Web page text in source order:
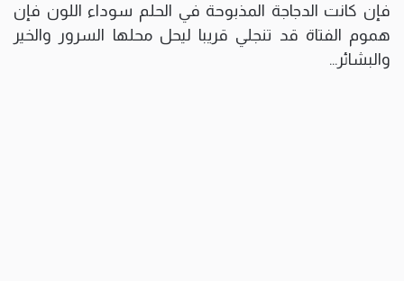
فإن كانت الدجاجة المذبوحة في الحلم سوداء اللون فإن
هموم الفتاة قد تنجلي قريبا ليحل محلها السرور والخير
والبشائر…